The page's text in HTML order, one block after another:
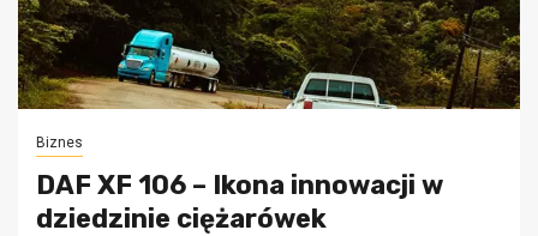
Biznes
DAF XF 106 – Ikona innowacji w
dziedzinie ciężarówek